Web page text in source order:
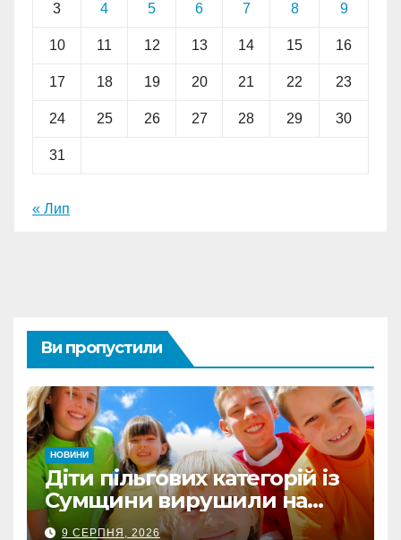
3 4 5 6 7 8 9
10 11 12 13 14 15 16
17 18 19 20 21 22 23
24 25 26 27 28 29 30
31
« Лип
Ви пропустили
НОВИНИ
Діти пільгових категорій із
Сумщини вирушили на
оздоровлення до Польщі
9 СЕРПНЯ, 2026